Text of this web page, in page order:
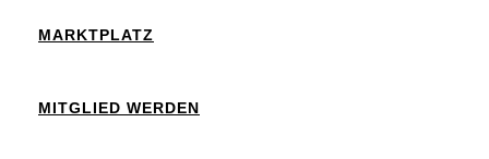
MARKTPLATZ
MITGLIED WERDEN